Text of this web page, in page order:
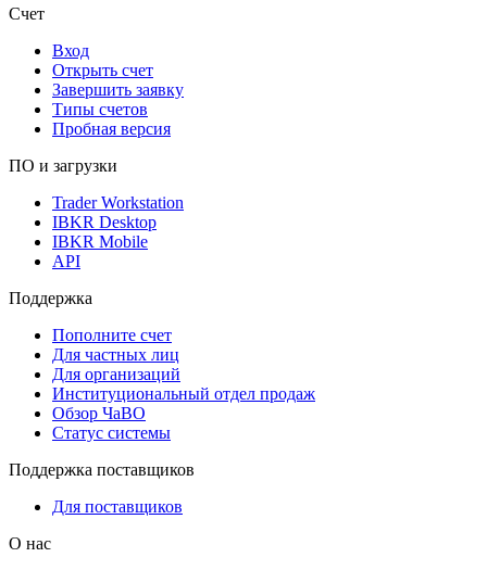
Счет
Вход
Открыть счет
Завершить заявку
Типы счетов
Пробная версия
ПО и загрузки
Trader Workstation
IBKR Desktop
IBKR Mobile
API
Поддержка
Пополните счет
Для частных лиц
Для организаций
Институциональный отдел продаж
Обзор ЧаВО
Статус системы
Поддержка поставщиков
Для поставщиков
О нас